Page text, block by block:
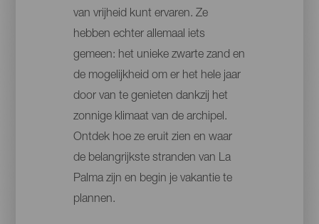
van vrijheid kunt ervaren. Ze
hebben echter allemaal iets
gemeen: het unieke zwarte zand en
de mogelijkheid om er het hele jaar
door van te genieten dankzij het
zonnige klimaat van de archipel.
Ontdek hoe ze eruit zien en waar
de belangrijkste stranden van La
Palma zijn en begin je vakantie te
plannen.